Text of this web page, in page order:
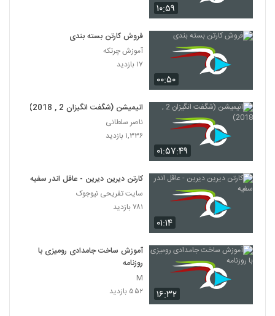
۱۰:۵۹
۰۰:۵۰
فروش کارتن بسته بندی
آموزش چرتکه
۱۷ بازدید
۰۱:۵۷:۴۹
انیمیشن (شگفت انگیزان 2 , 2018)
ناصر سلطانی
۱,۳۳۶ بازدید
۰۱:۱۴
کارتن دیرین دیرین - عاقل اندر سفیه
سایت تفریحی نیوجوک
۷۸۱ بازدید
۱۶:۳۲
آموزش ساخت جامدادی رومیزی با
روزنامه
M
۵۵۲ بازدید